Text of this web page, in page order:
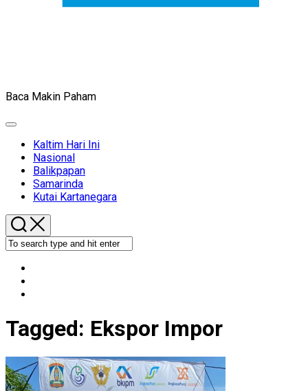
Baca Makin Paham
Expand
Kaltim Hari Ini
Nasional
Balikpapan
Samarinda
Kutai Kartanegara
Tagged: Ekspor Impor